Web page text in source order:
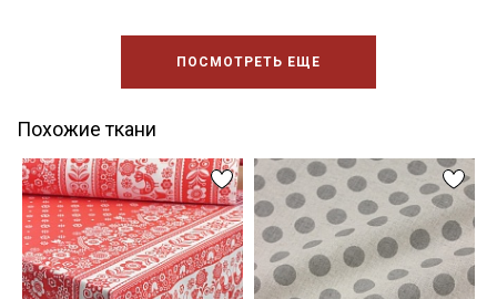
ПОСМОТРЕТЬ ЕЩЕ
Похожие ткани